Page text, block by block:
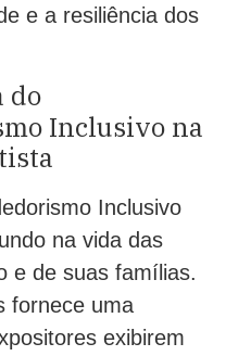
e a resiliência dos
do
Inclusivo na
Inclusivo
na vida das
e de suas famílias.
fornece uma
exibirem